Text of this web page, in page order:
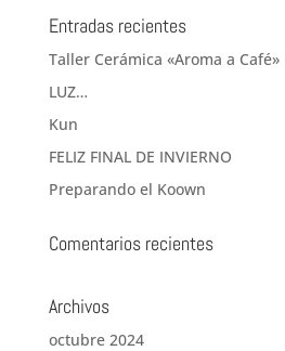
Entradas recientes
Taller Cerámica «Aroma a Café»
LUZ…
Kun
FELIZ FINAL DE INVIERNO
Preparando el Koown
Comentarios recientes
Archivos
octubre 2024